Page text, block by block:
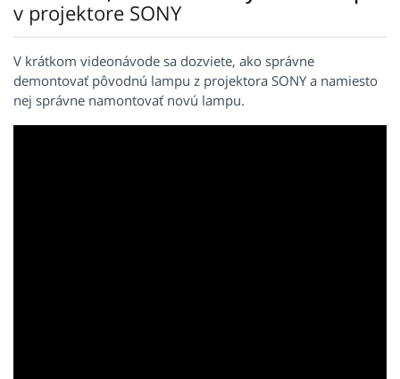
v projektore SONY
V krátkom videonávode sa dozviete, ako správne
demontovať pôvodnú lampu z projektora SONY a namiesto
nej správne namontovať novú lampu.